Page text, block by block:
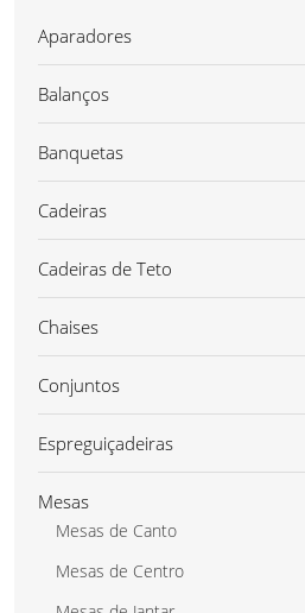
Aparadores
Balanços
Banquetas
Cadeiras
Cadeiras de Teto
Chaises
Conjuntos
Espreguiçadeiras
Mesas
Mesas de Canto
Mesas de Centro